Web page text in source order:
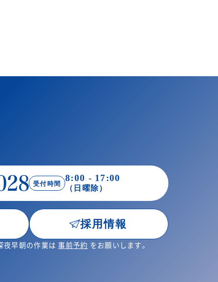
受付時間
8:00 - 17:00
（日曜除）
採用情報
深夜早朝の作業は事前予約 をお願いします。